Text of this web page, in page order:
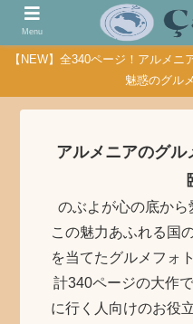
【NEW】全340ページ！アルメ
魅惑のグル
アルメニアのグ
のぶよが心の底から
この魅力あふれる国
を当てたグルメフォ
計340ページの大作
に行く人向けのお役
Menu